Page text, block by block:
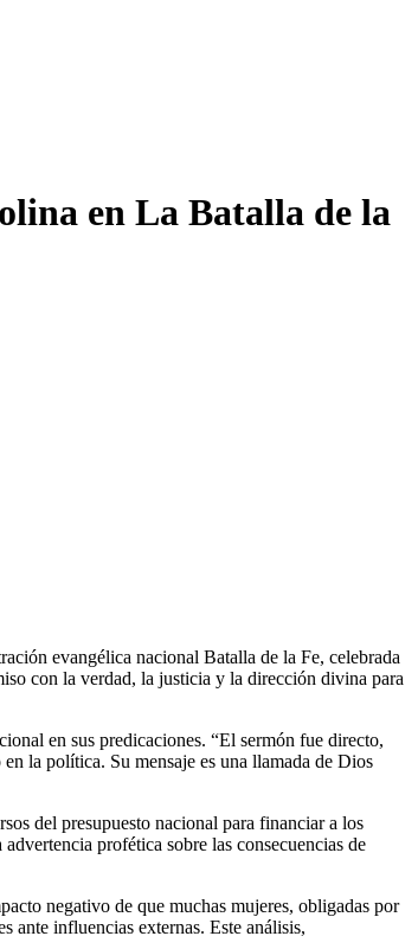
en La Batalla de la
evangélica nacional Batalla de la Fe, celebrada
con la verdad, la justicia y la dirección divina para
en sus predicaciones. “El sermón fue directo,
la política. Su mensaje es una llamada de Dios
del presupuesto nacional para financiar a los
profética sobre las consecuencias de
negativo de que muchas mujeres, obligadas por
ante influencias externas. Este análisis,